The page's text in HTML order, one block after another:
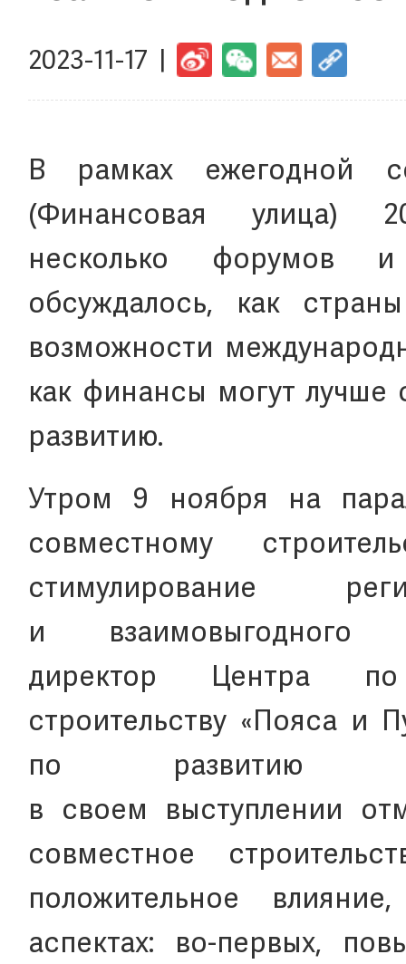
2023-11-17 |
В рамках ежегодной
(Финансовая улица)
несколько форумов
обсуждалось, как
возможности
как финансы могут лучше
развитию.
Утром 9 ноября на
совместному
стимулирование
и
директор Центра
строительству «Пояса и
по развитию
в своем выступлении
совместное
положительное
аспектах: во-первых,